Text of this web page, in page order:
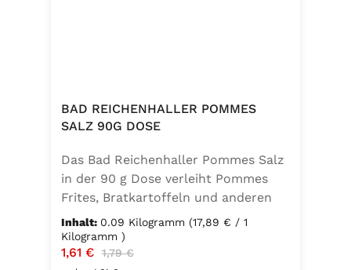
BAD REICHENHALLER POMMES
SALZ 90G DOSE
Das Bad Reichenhaller Pommes Salz
in der 90 g Dose verleiht Pommes
Frites, Bratkartoffeln und anderen
Kartoffelspezialitäten den perfekten
Geschmack – ganz ohne
Geschmacksverstärker. Die feine
Inhalt: 0.09 Kilogramm (17,89 € / 1
Kilogramm )
Verkaufspreis:
1,61 € Regulärer Preis:
1,79 €